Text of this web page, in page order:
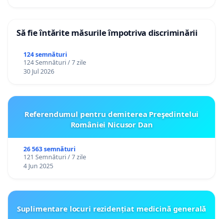
Să fie întărite măsurile împotriva discriminării
124 semnături
124 Semnături / 7 zile
30 Jul 2026
Referendumul pentru demiterea Preşedintelui
României Nicusor Dan
26 563 semnături
121 Semnături / 7 zile
4 Jun 2025
Suplimentare locuri rezidențiat medicină generală